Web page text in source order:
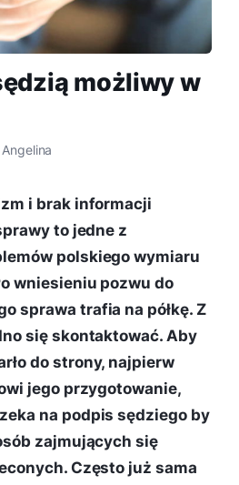
możliwy w
Angelina
i brak informacji
to jedne z
polskiego wymiaru
wniesieniu pozwu do
sprawa trafia na półkę. Z
się skontaktować. Aby
do strony, najpierw
jego przygotowanie,
na podpis sędziego by
zajmujących się
Często już sama